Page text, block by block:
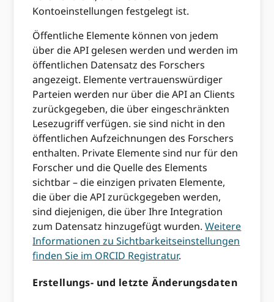
Kontoeinstellungen festgelegt ist.
Öffentliche Elemente können von jedem
über die API gelesen werden und werden im
öffentlichen Datensatz des Forschers
angezeigt. Elemente vertrauenswürdiger
Parteien werden nur über die API an Clients
zurückgegeben, die über eingeschränkten
Lesezugriff verfügen. sie sind nicht in den
öffentlichen Aufzeichnungen des Forschers
enthalten. Private Elemente sind nur für den
Forscher und die Quelle des Elements
sichtbar – die einzigen privaten Elemente,
die über die API zurückgegeben werden,
sind diejenigen, die über Ihre Integration
zum Datensatz hinzugefügt wurden.Weitere
Informationen zu Sichtbarkeitseinstellungen
finden Sie im ORCID Registratur.
Erstellungs- und letzte Änderungsdaten